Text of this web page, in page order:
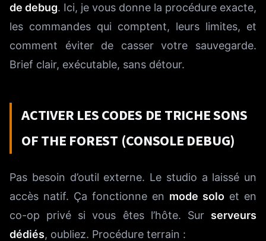
de debug. Ici, je vous donne la procédure exacte,
les commandes qui comptent, leurs limites, et
comment éviter de casser votre sauvegarde.
Brief clair, exécutable, sans détour.
ACTIVER LES CODES DE TRICHE SONS
OF THE FOREST (CONSOLE DEBUG)
Pas besoin d’outil externe. Le studio a laissé un
accès natif. Ça fonctionne en mode solo et en
co-op privé si vous êtes l’hôte. Sur serveurs
dédiés, oubliez. Procédure terrain :